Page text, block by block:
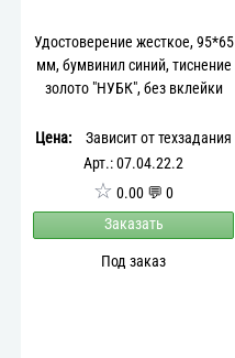
Удостоверение жесткое, 95*65
мм, бумвинил синий, тиснение
золото "НУБК", без вклейки
Цена:
Зависит от техзадания
Арт.: 07.04.22.2
☆ 0.00 💬 0
Заказать
Под заказ